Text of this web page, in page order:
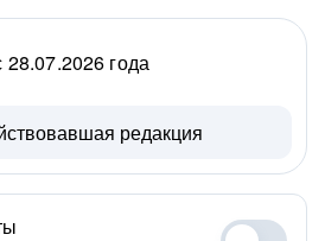
года
редакция